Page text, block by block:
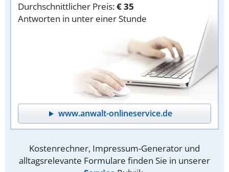
Durchschnittlicher Preis:€ 35
Antworten in unter einer Stunde
www.anwalt-onlineservice.de
Kostenrechner, Impressum-Generator und
alltagsrelevante Formulare finden Sie in unserer